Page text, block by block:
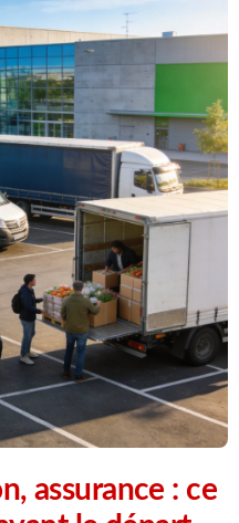
assurance : ce